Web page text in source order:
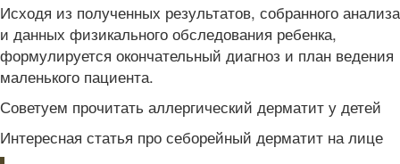
Исходя из полученных результатов, собранного анализа
и данных физикального обследования ребенка,
формулируется окончательный диагноз и план ведения
маленького пациента.
Советуем прочитать аллергический дерматит у детей
Интересная статья про себорейный дерматит на лице